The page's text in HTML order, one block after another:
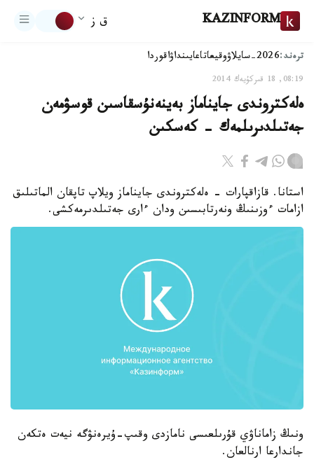
KAZINFORM ق ز
ترەند:2026-سايلاۋ وقيعاتاعايىنداۋاقوردا
08:19, 18 قىركۇيەك 2014
ەلەكتروندى جايناماز بەينەنۇسقاسىن قوسۋمەن
جەتىلدىرىلمەك - كەسكىن
استانا. قازاقپارات - ەلەكتروندى جايناماز ويلاپ تاپقان الماتىلىق
ازامات ءوزىنىڭ ونەرتابىسىن ودان ءارى جەتىلدىرمەكشى.
ونىڭ زاماناۋي قۇرىلعىسى نامازدى وقىپ-ۇيرەنۋگە نيەت ەتكەن
جاندارعا ارنالعان.